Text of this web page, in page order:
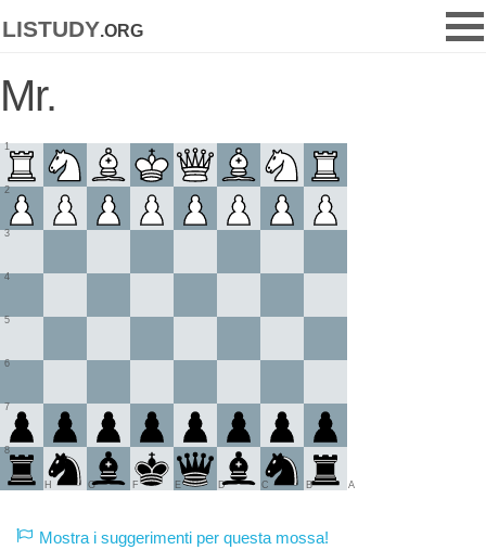
listudy.org
Mr.
1
2
3
4
5
6
7
8
A
B
C
D
E
F
G
H
Mostra i suggerimenti per questa mossa!